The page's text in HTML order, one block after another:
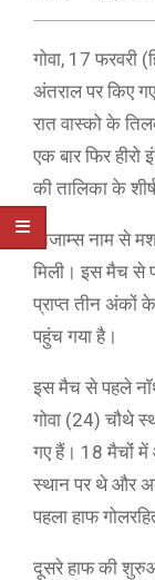
गोवा, 17 फरवरी
अंतराल पर किए
रात वास्को के
एक बार फिर
की तालिका के
निजाम्स नाम से
मिली। इस मैच से
प्राप्त तीन अंकों
पहुंच गया है।
इस मैच से पहले
गोवा (24) चौथे
गए हैं। 18 मैचोंं में
स्थान पर थे और
पहला हाफ
दूसरे हाफ की